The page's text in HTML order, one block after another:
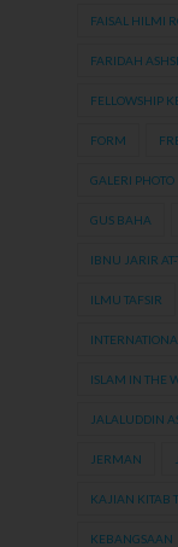
FAISAL HILMI
FARIDAH
FELLOWSHIP
FORM
GALERI PHOTO
GUS BAHA
IBNU JARIR
ILMU TAFSIR
ISLAM IN THE
JALALUDDIN
JERMAN
KAJIAN KITAB
KEBANGSAAN